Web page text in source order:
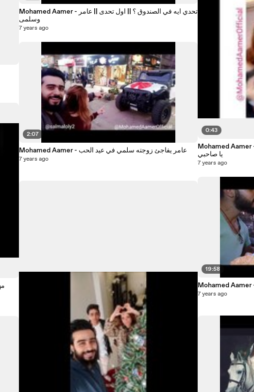
Mohamed Aamer - تحدي ايه في الصندوق ؟ || اول تحدى || عامر
وسلمى
7 years ago
2:07
Mohamed Aamer - عامر يفاجئ زوجته سلمي في عيد الحب
7 years ago
0:43
Mohamed Aamer - محمد عامر وسلمي المفترية كليب صاحبي
يا صاحبي
7 years ago
19:58
7 years ago